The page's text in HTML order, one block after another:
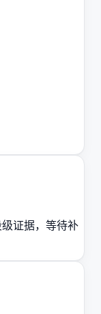
证据，等待补